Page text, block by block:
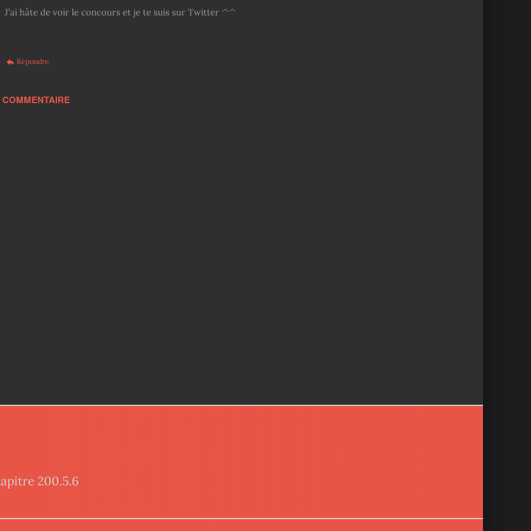
J’ai hâte de voir le concours et je te suis sur Twitter ^^
Répondre
200.5.6